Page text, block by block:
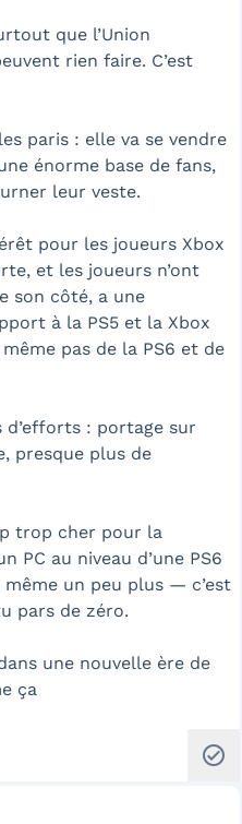
que l’Union
rien faire. C’est
paris : elle va se vendre
énorme base de fans,
leur veste.
pour les joueurs Xbox
et les joueurs n’ont
son côté, a une
à la PS5 et la Xbox
pas de la PS6 et de
: portage sur
presque plus de
trop cher pour la
PC au niveau d’une PS6
un peu plus — c’est
pars de zéro.
une nouvelle ère de
ça
check_circle